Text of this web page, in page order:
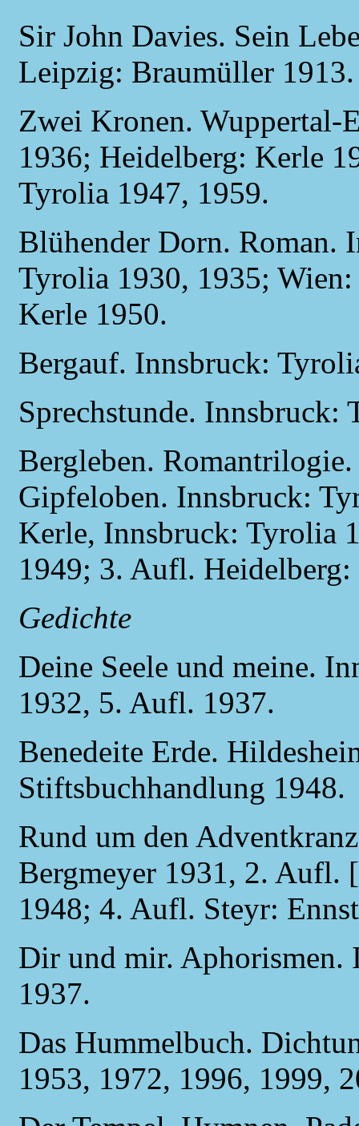
Sir John Davies. Sein
Leipzig: Braumüller 1913.
Zwei Kronen. Wuppertal-
1936; Heidelberg: Kerle
Tyrolia 1947, 1959.
Blühender Dorn. Roman.
Tyrolia 1930, 1935;
Kerle 1950.
Bergauf. Innsbruck:
Sprechstunde.
Bergleben.
Gipfeloben. Innsbruck:
Kerle, Innsbruck: Tyrolia
1949; 3. Aufl.
Gedichte
Deine Seele und meine.
1932, 5. Aufl. 1937.
Benedeite Erde.
Stiftsbuchhandlung 1948.
Rund um den
Bergmeyer 1931, 2.
1948; 4. Aufl. Steyr:
Dir und mir. Aphorismen.
1937.
Das Hummelbuch.
1953, 1972, 1996, 1999,